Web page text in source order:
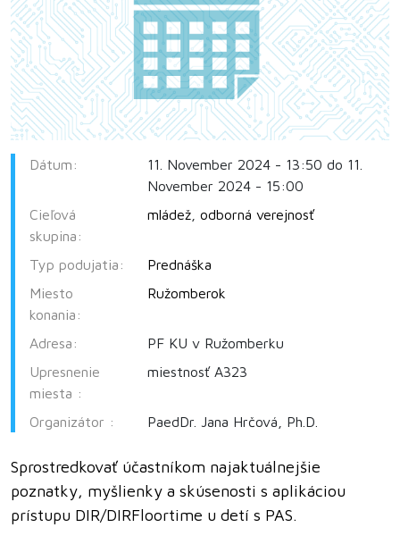
Dátum:
11. November 2024 - 13:50 do 11.
November 2024 - 15:00
Cieľová
skupina:
mládež, odborná verejnosť
Typ podujatia:
Prednáška
Miesto
konania:
Ružomberok
Adresa:
PF KU v Ružomberku
Upresnenie
miesta :
miestnosť A323
Organizátor : PaedDr. Jana Hrčová, Ph.D.
Sprostredkovať účastníkom najaktuálnejšie
poznatky, myšlienky a skúsenosti s aplikáciou
prístupu DIR/DIRFloortime u detí s PAS.